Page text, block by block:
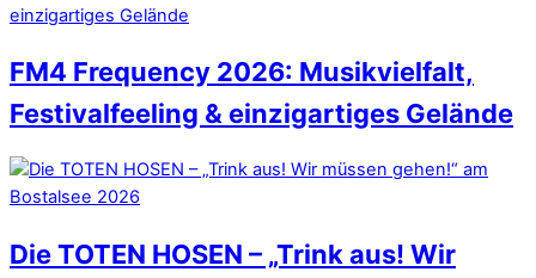
FM4 Frequency 2026: Musikvielfalt,
Festivalfeeling & einzigartiges Gelände
Die TOTEN HOSEN – „Trink aus! Wir